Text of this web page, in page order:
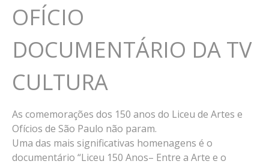
OFÍCIO
DOCUMENTÁRIO DA TV
CULTURA
As comemorações dos 150 anos do Liceu de Artes e
Ofícios de São Paulo não param.
Uma das mais significativas homenagens é o
documentário “Liceu 150 Anos– Entre a Arte e o